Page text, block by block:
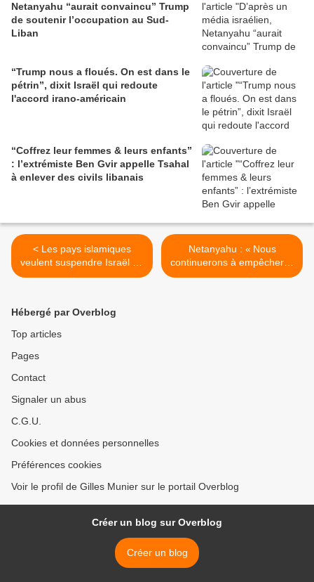
Netanyahu “aurait convaincu” Trump
de soutenir l’occupation au Sud-
Liban
“Trump nous a floués. On est dans le
pétrin”, dixit Israël qui redoute
l'accord irano-américain
“Coffrez leur femmes & leurs enfants”
: l’extrémiste Ben Gvir appelle Tsahal
à enlever des civils libanais
< Les pays islamiques
veulent suspendre Israël de
l’ONU
Netanyahu : « Nous
continuerons à empêcher la
création d’un État
Hébergé par Overblog
Top articles
Pages
Contact
Signaler un abus
C.G.U.
Cookies et données personnelles
Préférences cookies
Voir le profil de Gilles Munier sur le portail Overblog
Créer un blog sur Overblog
Créer un blog